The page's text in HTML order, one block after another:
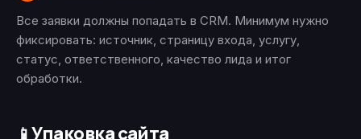
Все заявки должны попадать в CRM. Минимум нужно
фиксировать: источник, страницу входа, услугу,
статус, ответственного, качество лида и итог
обработки.
📱Упаковка сайта